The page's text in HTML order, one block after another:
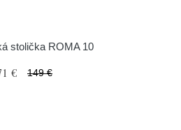
stolička ROMA 10
€ 149 €